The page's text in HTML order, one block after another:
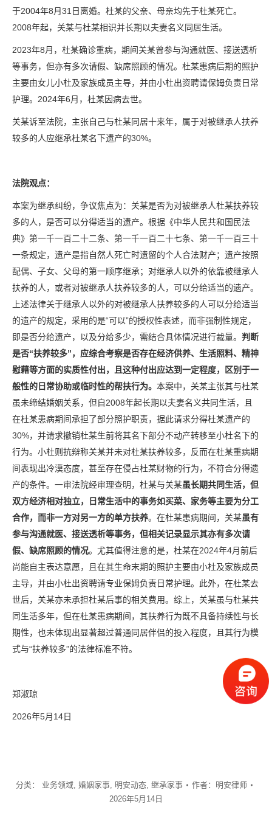
于2004年8月31日离婚。杜某的父亲、母亲均先于杜某死亡。
2008年起，关某与杜某相识并长期以夫妻名义同居生活。
2023年8月，杜某确诊重病，期间关某曾参与沟通就医、接送透析
等事务，但亦有多次请假、缺席照顾的情况。杜某患病后期的照护
主要由女儿小杜及家族成员主导，并由小杜出资聘请保姆负责日常
护理。2024年6月，杜某因病去世。
关某诉至法院，主张自己与杜某同居十来年，属于对被继承人扶养
较多的人应继承杜某名下遗产的30%。
法院观点：
本案为继承纠纷，争议焦点为：关某是否为对被继承人杜某扶养较
多的人，是否可以分得适当的遗产。根据《中华人民共和国民法
典》第一千一百二十二条、第一千一百二十七条、第一千一百三十
一条规定，遗产是指自然人死亡时遗留的个人合法财产；遗产按照
配偶、子女、父母的第一顺序继承；对继承人以外的依靠被继承人
扶养的人，或者对被继承人扶养较多的人，可以分给适当的遗产。
上述法律关于继承人以外的对被继承人扶养较多的人可以分给适当
的遗产的规定，采用的是“可以”的授权性表述，而非强制性规定，
即是否分给遗产，以及分给多少，需结合具体情况进行裁量。 判断
是否“扶养较多”，应综合考察是否存在经济供养、生活照料、精神
慰藉等方面的实质性付出，且这种付出应达到一定程度，区别于一
般性的日常协助或临时性的帮扶行为。 本案中，关某主张其与杜某
虽未缔结婚姻关系，但自2008年起长期以夫妻名义共同生活，且
在杜某患病期间承担了部分照护职责，据此请求分得杜某遗产的
30%，并请求撤销杜某生前将其名下部分不动产转移至小杜名下的
行为。小杜则抗辩称关某并未对杜某扶养较多，反而在杜某重病期
间表现出冷漠态度，甚至存在侵占杜某财物的行为，不符合分得遗
产的条件。一审法院经审理查明，杜某与关某虽长期共同生活，但
双方经济相对独立，日常生活中的事务如买菜、家务等主要为分工
合作，而非一方对另一方的单方扶养。在杜某患病期间，关某虽有
参与沟通就医、接送透析等事务，但相关记录显示其亦有多次请
假、缺席照顾的情况。尤其值得注意的是，杜某在2024年4月前后
尚能自主表达意愿，且在其生命末期的照护主要由小杜及家族成员
主导，并由小杜出资聘请专业保姆负责日常护理。此外，在杜某去
世后，关某亦未承担杜某后事的相关费用。综上，关某虽与杜某共
同生活多年，但在杜某患病期间，其扶养行为既不具备持续性与长
期性，也未体现出显著超过普通同居伴侣的投入程度，且其行为模
式与“扶养较多”的法律标准不符。
郑淑琼
2026年5月14日
分类： 业务领域, 婚姻家事, 明安动态, 继承家事 作者： 明安律师
2026年5月14日